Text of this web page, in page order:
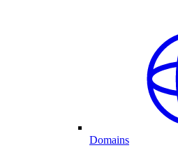
Domains